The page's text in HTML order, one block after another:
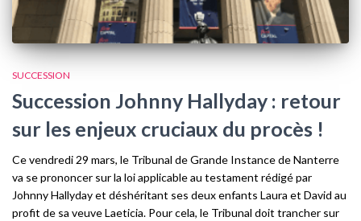
SUCCESSION
Succession Johnny Hallyday : retour
sur les enjeux cruciaux du procès !
Ce vendredi 29 mars, le Tribunal de Grande Instance de Nanterre
va se prononcer sur la loi applicable au testament rédigé par
Johnny Hallyday et déshéritant ses deux enfants Laura et David au
profit de sa veuve Laeticia. Pour cela, le Tribunal doit trancher sur